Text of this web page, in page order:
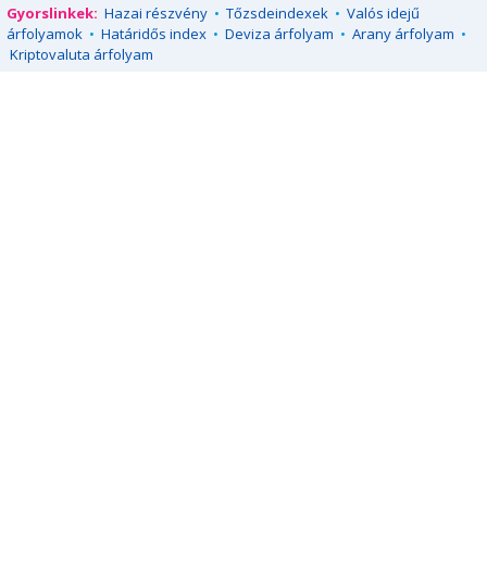
Gyorslinkek: Hazai részvény • Tőzsdeindexek • Valós idejű
árfolyamok • Határidős index • Deviza árfolyam • Arany árfolyam •
Kriptovaluta árfolyam